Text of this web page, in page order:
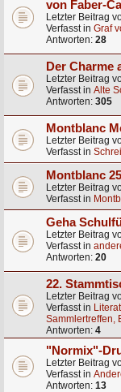
von Faber-
Letzter Beitrag
Verfasst in Graf
Antworten: 28
Der Charme
Letzter Beitrag
Verfasst in Alte
Antworten: 305
Montblanc
Letzter Beitrag
Verfasst in
Montblanc
Letzter Beitrag
Verfasst in
Geha
Letzter Beitrag
Verfasst in
Antworten: 20
22.
Letzter Beitrag
Verfasst in
Sammlertreffen,
Antworten: 4
"Normix"-
Letzter Beitrag
Verfasst in
Antworten: 13